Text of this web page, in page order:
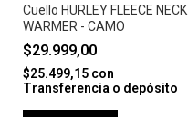
Cuello HURLEY FLEECE NECK
WARMER - CAMO
$29.999,00
$25.499,15 con
Transferencia o depósito